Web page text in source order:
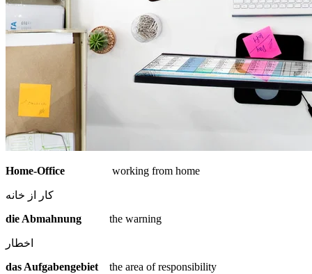
Home-Office working from home
کار از خانه
die Abmahnung
the warning
اخطار
das Aufgabengebiet the area of responsibility